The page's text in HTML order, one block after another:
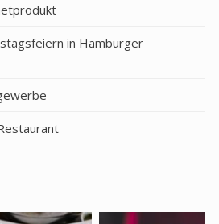
in Hamburger